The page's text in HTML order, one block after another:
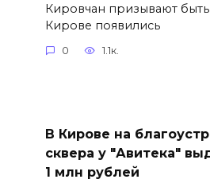
Кировчан призывают
Кирове появились
0 1.1к.
В Кирове на
сквера у "Авитека"
1 млн рублей